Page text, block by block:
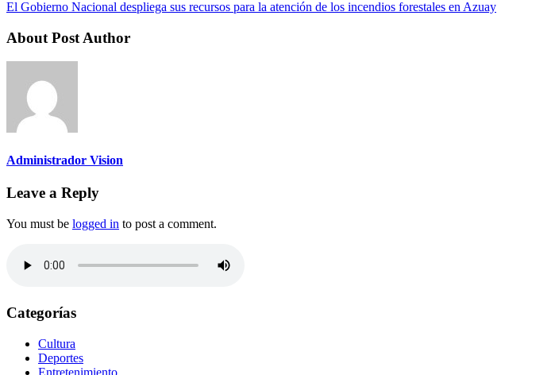
El Gobierno Nacional despliega sus recursos para la atención de los incendios forestales en Azuay
About Post Author
Administrador Vision
Leave a Reply
You must be logged in to post a comment.
Categorías
Cultura
Deportes
Entretenimiento